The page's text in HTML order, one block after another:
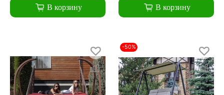
В корзину В корзину
-50%